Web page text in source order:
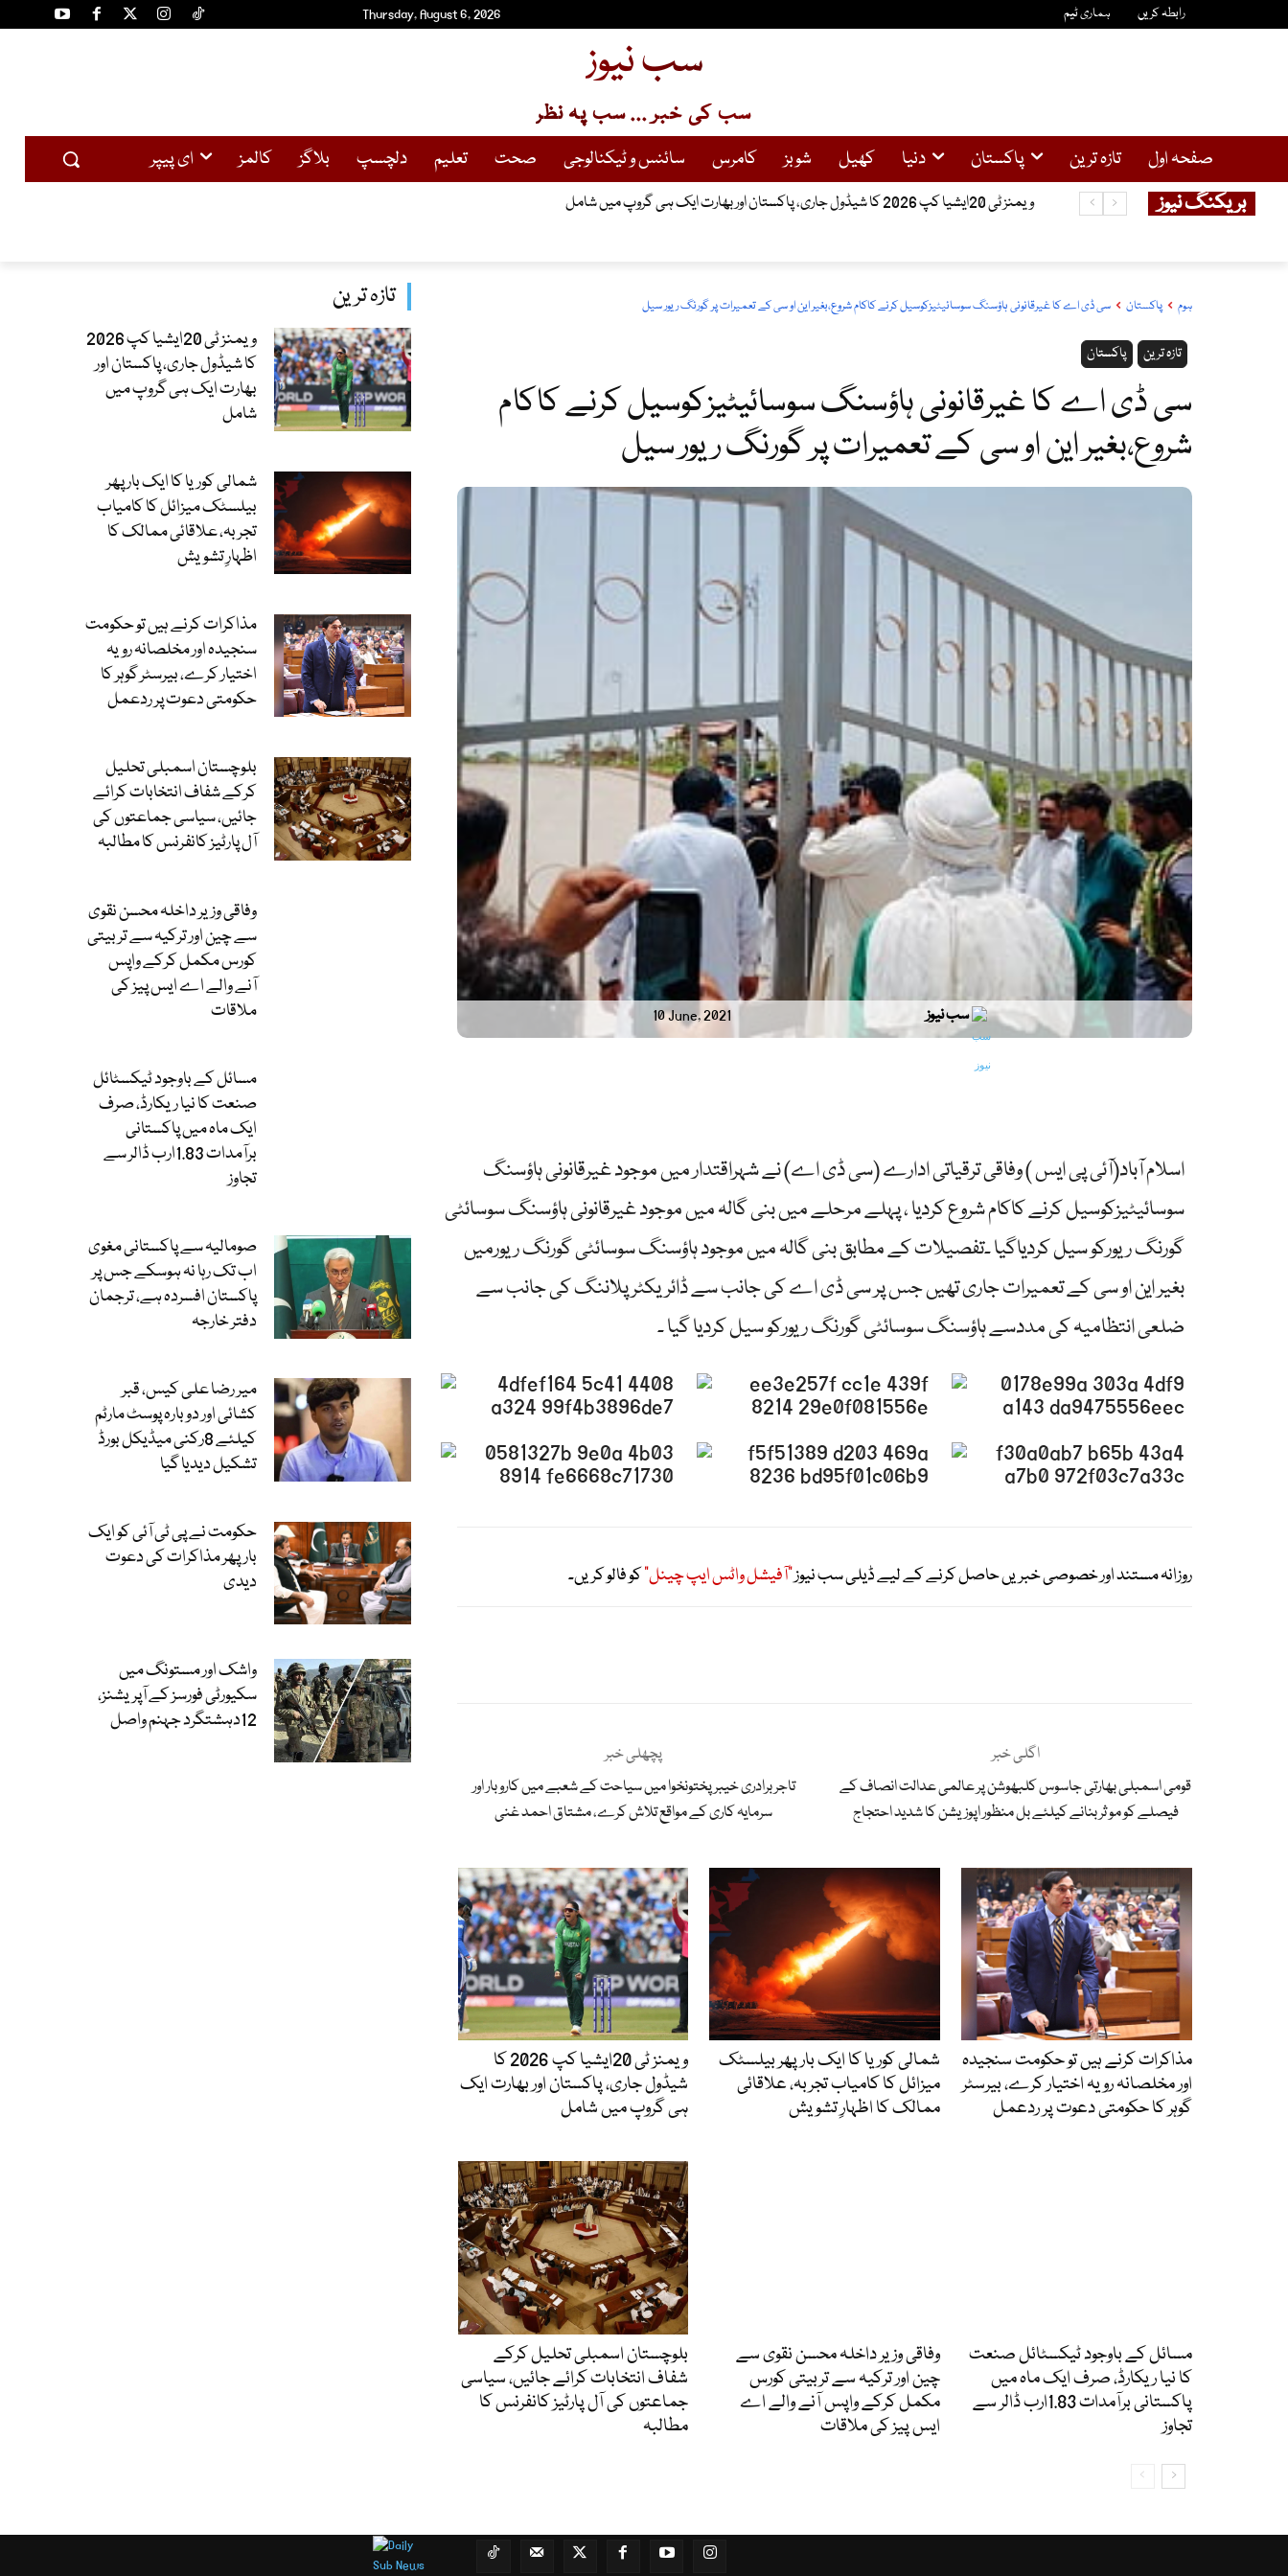
Thursday, August 6, 2026 رابطہ کریں ہماری ٹیم
سب نیوز
سب کی خبر ... سب پہ نظر
صفحہ اول تازہ ترین پاکستان دنیا کھیل شوبز کامرس سائنس و ٹیکنالوجی صحت تعلیم دلچسپ بلاگز کالمز ای پیپر
بریکنگ نیوز ویمنز ٹی 20ایشیا کپ 2026 کا شیڈول جاری، پاکستان اور بھارت ایک ہی گروپ میں شامل
تازہ ترین
ویمنز ٹی 20ایشیا کپ 2026
کا شیڈول جاری، پاکستان اور
بھارت ایک ہی گروپ میں
شامل
شمالی کوریا کا ایک بار پھر
بیلسٹک میزائل کا کامیاب
تجربہ، علاقائی ممالک کا
اظہارِ تشویش
مذاکرات کرنے ہیں تو حکومت
سنجیدہ اور مخلصانہ رویہ
اختیار کرے، بیرسٹر گوہر کا
حکومتی دعوت پر ردعمل
بلوچستان اسمبلی تحلیل
کرکے شفاف انتخابات کرائے
جائیں، سیاسی جماعتوں کی
آل پارٹیز کانفرنس کا مطالبہ
وفاقی وزیر داخلہ محسن نقوی
سے چین اور ترکیہ سے تربیتی
کورس مکمل کرکے واپس
آنے والے اے ایس پیز کی
ملاقات
مسائل کے باوجود ٹیکسٹائل
صنعت کا نیا ریکارڈ، صرف
ایک ماہ میں پاکستانی
برآمدات 1.83ارب ڈالر سے
تجاوز
صومالیہ سے پاکستانی مغوی
اب تک رہا نہ ہوسکے جس پر
پاکستان افسردہ ہے، ترجمان
دفتر خارجہ
میر رضا علی کیس، قبر
کشائی اور دوبارہ پوسٹ مارٹم
کیلئے 8رکنی میڈیکل بورڈ
تشکیل دیدیا گیا
حکومت نے پی ٹی آئی کو ایک
بارپھر مذاکرات کی دعوت
دیدی
واشک اور مستونگ میں
سکیورٹی فورسز کے آپریشنز،
12دہشتگرد جہنم واصل
ہوم پاکستان سی ڈی اے کا غیرقانونی ہاؤسنگ سوسائیٹیزکوسیل کرنے کاکام شروع،بغیر این او سی کے تعمیرات پر گورنگ ریور سیل
پاکستان تازہ ترین
سی ڈی اے کا غیرقانونی ہاؤسنگ سوسائیٹیزکوسیل کرنے کاکام
شروع،بغیر این او سی کے تعمیرات پر گورنگ ریور سیل
10 June, 2021 سب نیوز
اسلام آباد(آئی پی ایس ) وفاقی ترقیاتی ادارے (سی ڈی اے) نے شہراقتدار میں موجود غیرقانونی ہاؤسنگ
سوسائیٹیزکوسیل کرنے کاکام شروع کردیا ، پہلے مرحلے میں بنی گالہ میں موجود غیرقانونی ہاؤسنگ سوسائٹی
گورنگ ریورکو سیل کردیاگیا ۔تفصیلات کے مطابق بنی گالہ میں موجود ہاؤسنگ سوسائٹی گورنگ ریورمیں
بغیر این او سی کے تعمیرات جاری تھیں جس پر سی ڈی اے کی جانب سے ڈائریکٹر پلاننگ کی جانب سے
ضلعی انتظامیہ کی مددسے ہاؤسنگ سوسائٹی گورنگ ریورکو سیل کردیا گیا ۔
روزانہ مستند اور خصوصی خبریں حاصل کرنے کے لیے ڈیلی سب نیوز"آفیشل واٹس ایپ چینل"کو فالو کریں۔
پچھلی خبر
تاجر برادری خیبر پختونخوا میں سیاحت کے شعبے میں کاروبار اور
سرمایہ کاری کے مواقع تلاش کرے، مشتاق احمد غنی
اگلی خبر
قومی اسمبلی بھارتی جاسوس کلبھوشن پر عالمی عدالت انصاف کے
فیصلے کو مو ثر بنانے کیلئے بل منظور اپوزیشن کا شدید احتجاج
ویمنز ٹی 20ایشیا کپ 2026 کا
شیڈول جاری، پاکستان اور بھارت ایک
ہی گروپ میں شامل
شمالی کوریا کا ایک بار پھر بیلسٹک
میزائل کا کامیاب تجربہ، علاقائی
ممالک کا اظہارِ تشویش
مذاکرات کرنے ہیں تو حکومت سنجیدہ
اور مخلصانہ رویہ اختیار کرے، بیرسٹر
گوہر کا حکومتی دعوت پر ردعمل
بلوچستان اسمبلی تحلیل کرکے
شفاف انتخابات کرائے جائیں، سیاسی
جماعتوں کی آل پارٹیز کانفرنس کا
مطالبہ
وفاقی وزیر داخلہ محسن نقوی سے
چین اور ترکیہ سے تربیتی کورس
مکمل کرکے واپس آنے والے اے
ایس پیز کی ملاقات
مسائل کے باوجود ٹیکسٹائل صنعت
کا نیا ریکارڈ، صرف ایک ماہ میں
پاکستانی برآمدات 1.83ارب ڈالر سے
تجاوز